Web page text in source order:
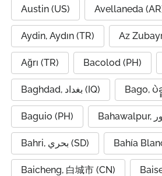
Austin (US) Avellaneda
Aydin, Aydın (TR)
Ağrı (TR) Bacolod (PH)
Baghdad, بغداد (IQ) Bago, ပဲ
Baguio (PH)
Bahri, بحري (SD) Bahía
Baicheng, 白城市 (CN)